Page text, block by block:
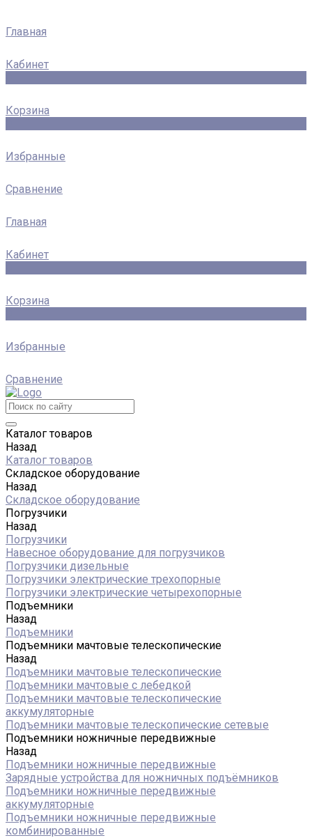
Главная
Кабинет
Корзина
Избранные
Сравнение
Главная
Кабинет
Корзина
Избранные
Сравнение
Каталог товаров
Назад
Каталог товаров
Складское оборудование
Назад
Складское оборудование
Погрузчики
Назад
Погрузчики
Навесное оборудование для погрузчиков
Погрузчики дизельные
Погрузчики электрические трехопорные
Погрузчики электрические четырехопорные
Подъемники
Назад
Подъемники
Подъемники мачтовые телескопические
Назад
Подъемники мачтовые телескопические
Подъемники мачтовые с лебедкой
Подъемники мачтовые телескопические
аккумуляторные
Подъемники мачтовые телескопические сетевые
Подъемники ножничные передвижные
Назад
Подъемники ножничные передвижные
Зарядные устройства для ножничных подъёмников
Подъемники ножничные передвижные
аккумуляторные
Подъемники ножничные передвижные
комбинированные